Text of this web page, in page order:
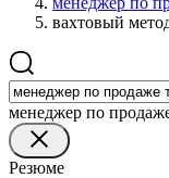
вахтовый
менеджер по
Резюме